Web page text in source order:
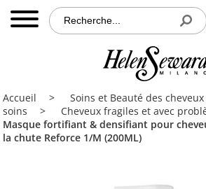
Nos
produits
Accueil Soins et Beauté des cheveux
soins
Cheveux fragiles et avec
Masque fortifiant & densifiant pour
la chute Reforce 1/M (200ML)